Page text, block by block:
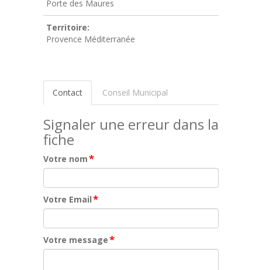
Porte des Maures
Territoire:
Provence Méditerranée
Contact Conseil Municipal
Signaler une erreur dans la
fiche
Votre nom*
Votre Email*
Votre message*